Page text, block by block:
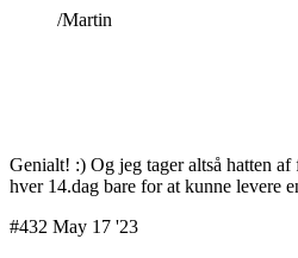
/Martin
Genialt! :) Og jeg tager altså hatten
hver 14.dag bare for at kunne levere
#432 May 17 '23